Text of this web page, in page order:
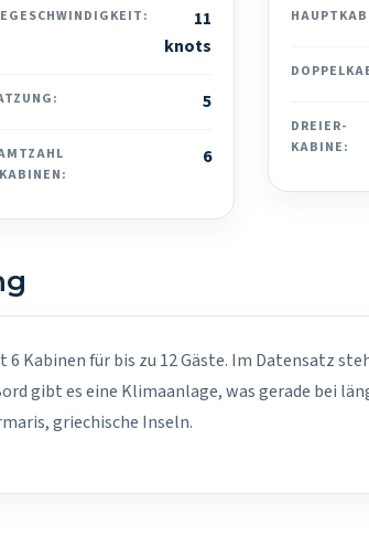
11
knots
5
6
DREIER-
KABINE:
Kabinen für bis zu 12 Gäste. Im Datensatz
gibt es eine Klimaanlage, was gerade bei
griechische Inseln.